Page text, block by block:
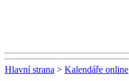
Hlavní strana > Kalendáře online